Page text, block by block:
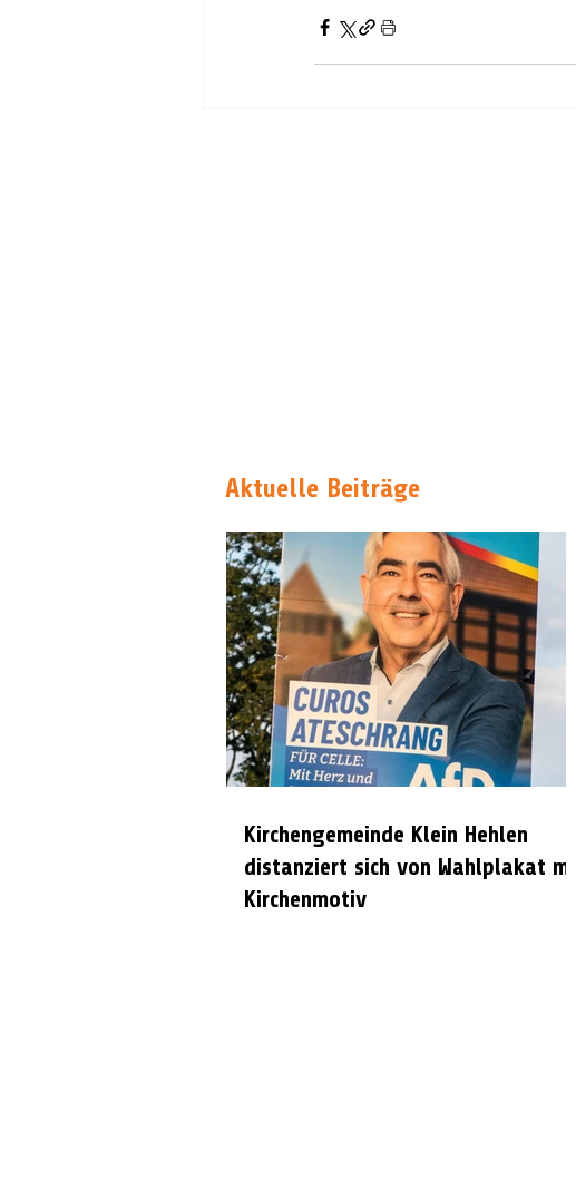
Aktuelle Beiträge
Kirchengemeinde Klein Hehlen
distanziert sich von Wahlplakat mit
Kirchenmotiv